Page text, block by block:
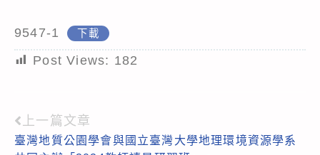
9547-1 下載
Post Views: 182
Read
more
上一篇文章
臺灣地質公園學會與國立臺灣大學地理環境資源學系